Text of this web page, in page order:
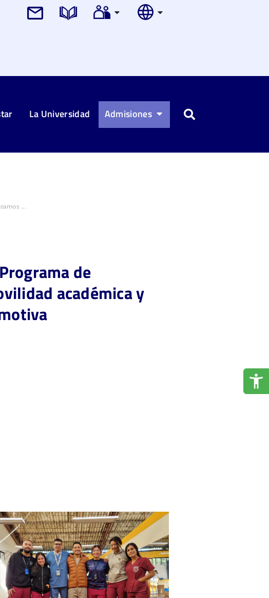
La Universidad Admisiones Buscar
...
de
académica y